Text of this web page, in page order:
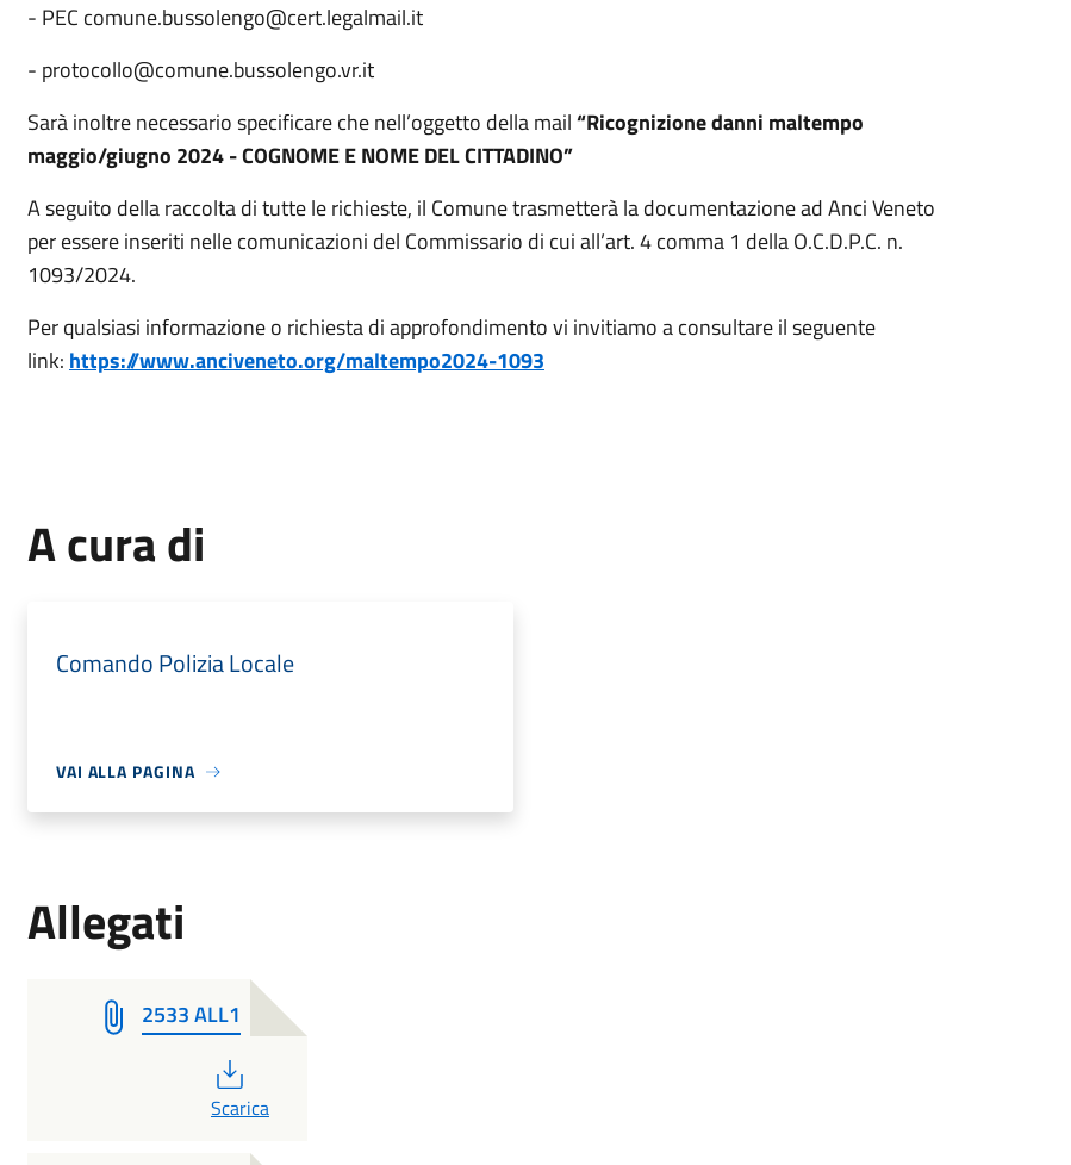
- PEC comune.bussolengo@cert.legalmail.it
- protocollo@comune.bussolengo.vr.it
Sarà inoltre necessario specificare che nell’oggetto della mail“Ricognizione danni maltempo
maggio/giugno 2024 - COGNOME E NOME DEL CITTADINO”
A seguito della raccolta di tutte le richieste, il Comune trasmetterà la documentazione ad Anci Veneto
per essere inseriti nelle comunicazioni del Commissario di cui all’art. 4 comma 1 della O.C.D.P.C. n.
1093/2024.
Per qualsiasi informazione o richiesta di approfondimento vi invitiamo a consultare il seguente
link: https://www.anciveneto.org/maltempo2024-1093
A cura di
Comando Polizia Locale
VAI ALLA PAGINA
Allegati
2533 ALL1
PDF
Scarica